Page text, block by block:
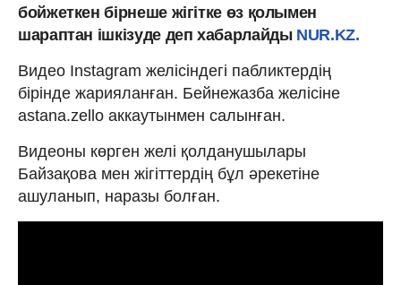
бойжеткен бірнеше жігітке өз қолымен
шараптан ішкізуде деп хабарлайды NUR.KZ.
Видео Instagram желісіндегі пабликтердің
бірінде жарияланған. Бейнежазба желісіне
astana.zello аккаутынмен салынған.
Видеоны көрген желі қолданушылары
Байзақова мен жігіттердің бұл әрекетіне
ашуланып, наразы болған.